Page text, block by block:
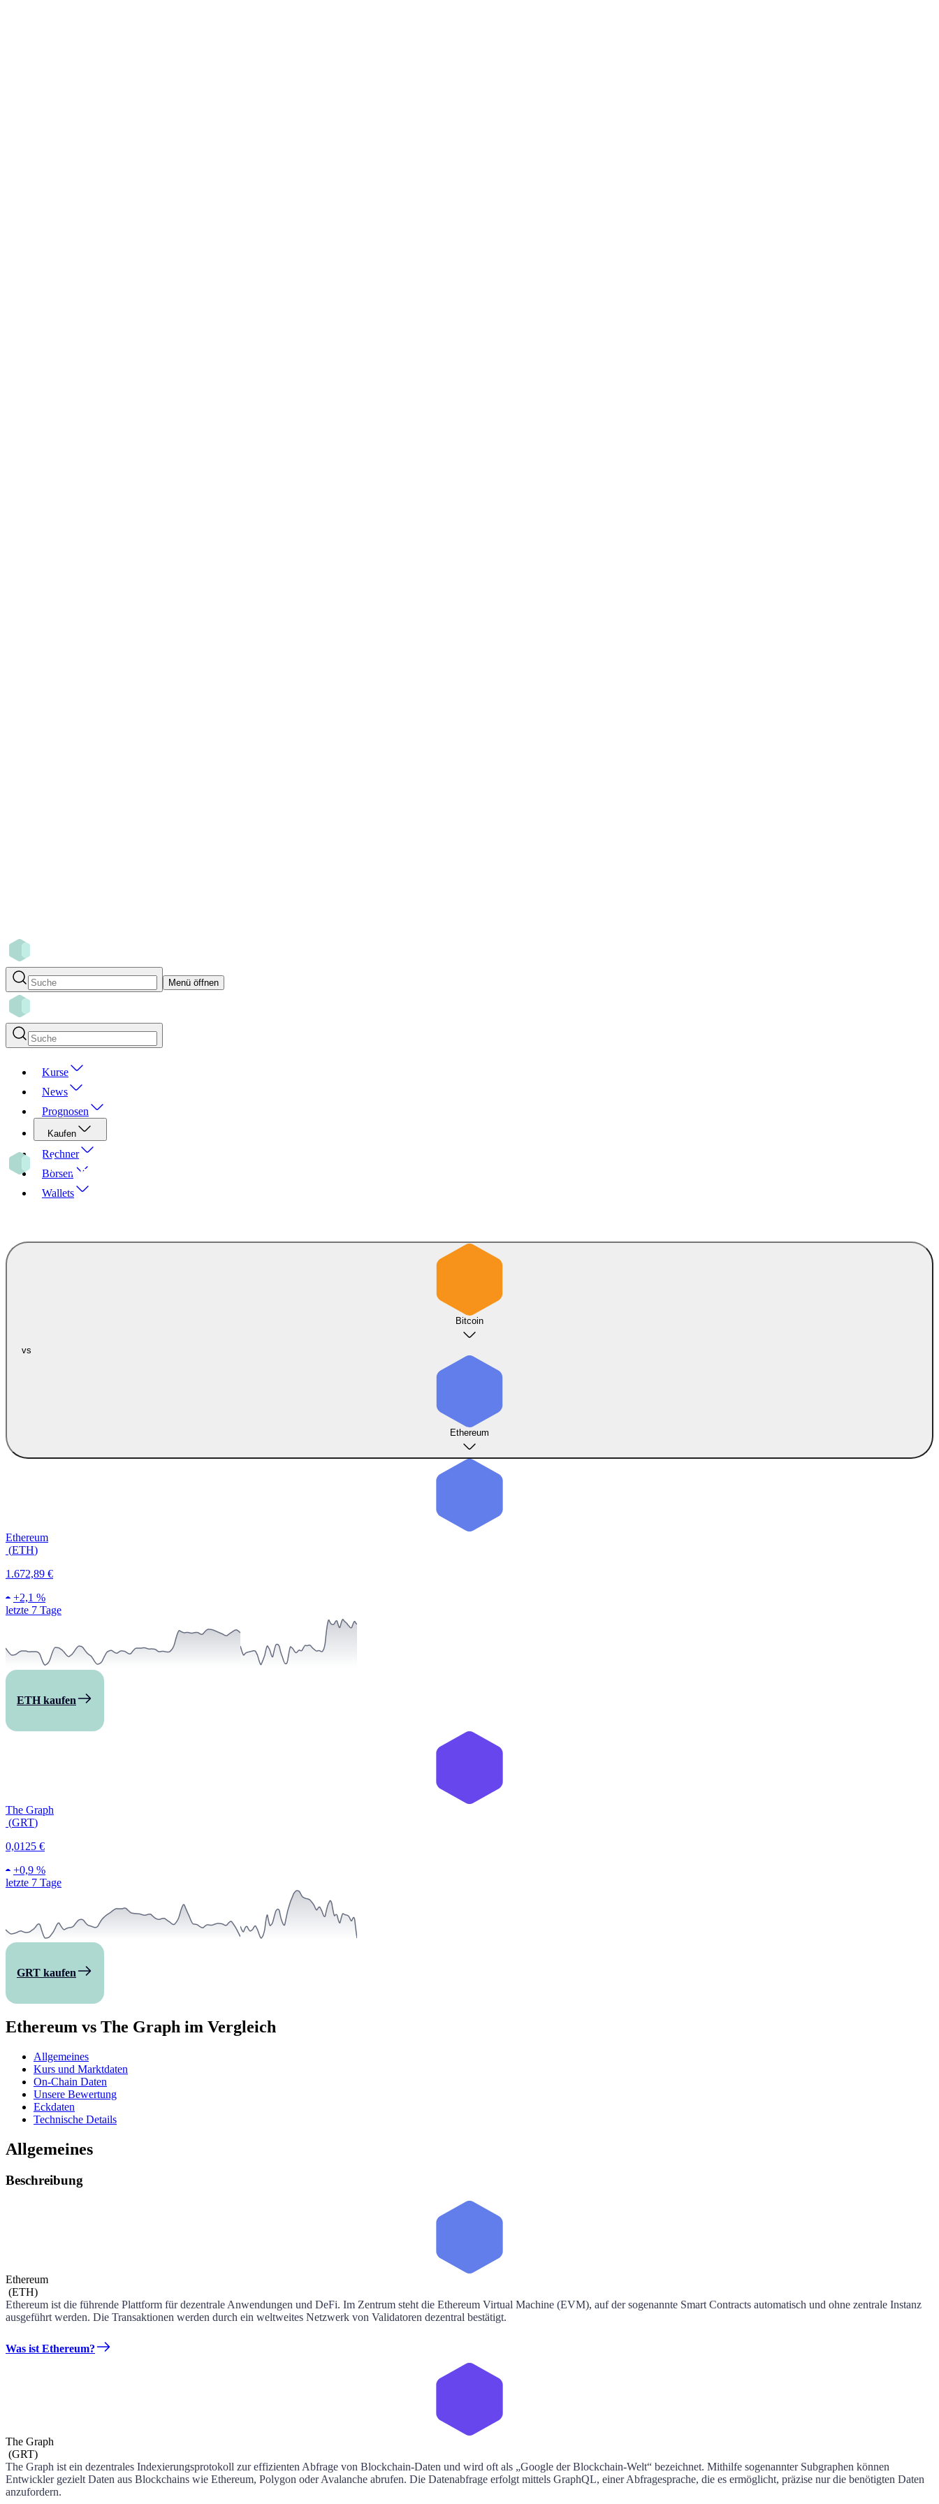
Menü öffnen
Kurse
News
Prognosen
Kaufen
Rechner
Börsen
Wallets
Bitcoin
vs
Ethereum
Ethereum
(ETH)
1.672,89 €
+2,1 %
letzte 7 Tage
ETH kaufen
The Graph
(GRT)
0,0125 €
+0,9 %
letzte 7 Tage
GRT kaufen
Ethereum vs The Graph im Vergleich
Allgemeines
Kurs und Marktdaten
On-Chain Daten
Unsere Bewertung
Eckdaten
Technische Details
Allgemeines
Beschreibung
Ethereum
(ETH)
Ethereum ist die führende Plattform für dezentrale Anwendungen und DeFi. Im Zentrum steht die Ethereum Virtual Machine (EVM), auf der sogenannte Smart Contracts automatisch und ohne zentrale Instanz
ausgeführt werden. Die Transaktionen werden durch ein weltweites Netzwerk von Validatoren dezentral bestätigt.
Was ist Ethereum?
The Graph
(GRT)
The Graph ist ein dezentrales Indexierungsprotokoll zur effizienten Abfrage von Blockchain-Daten und wird oft als „Google der Blockchain-Welt“ bezeichnet. Mithilfe sogenannter Subgraphen können
Entwickler gezielt Daten aus Blockchains wie Ethereum, Polygon oder Avalanche abrufen. Die Datenabfrage erfolgt mittels GraphQL, einer Abfragesprache, die es ermöglicht, präzise nur die benötigten Daten
anzufordern.